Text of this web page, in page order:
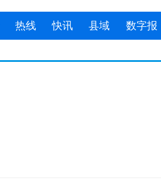
热线 快讯 县域 数字报